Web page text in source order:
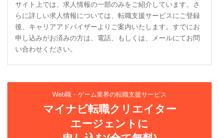
サイト上では、求人情報の一部のみをご紹介しています。さ
らに詳しい求人情報については、転職支援サービスにご登録
後、キャリアアドバイザーよりご案内いたします。すでにお
申し込みがお済みの方は、電話、もしくは、メールにてお問
い合わせください。
Web職・ゲーム業界の転職支援サービス
マイナビ転職クリエイター
エージェントに